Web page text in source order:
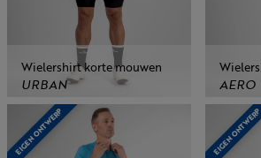
Wielershirt korte mouwen
URBAN AERO
EIGEN ONTWERP EIGEN